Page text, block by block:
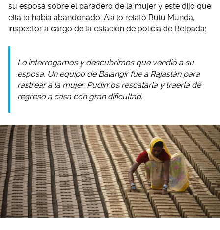
su esposa sobre el paradero de la mujer y este dijo que
ella lo había abandonado. Así lo relató Bulu Munda,
inspector a cargo de la estación de policía de Belpada:
Lo interrogamos y descubrimos que vendió a su
esposa. Un equipo de Balangir fue a Rajastán para
rastrear a la mujer. Pudimos rescatarla y traerla de
regreso a casa con gran dificultad.